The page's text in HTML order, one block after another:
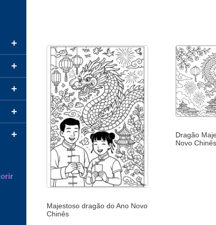
Majestoso dragão do Ano Novo
Chinês
Dragão
Novo Chinês
+
+
+
+
+